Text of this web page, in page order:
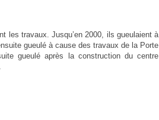
les travaux. Jusqu’en 2000, ils gueulaient à
gueulé à cause des travaux de la Porte
gueulé après la construction du centre